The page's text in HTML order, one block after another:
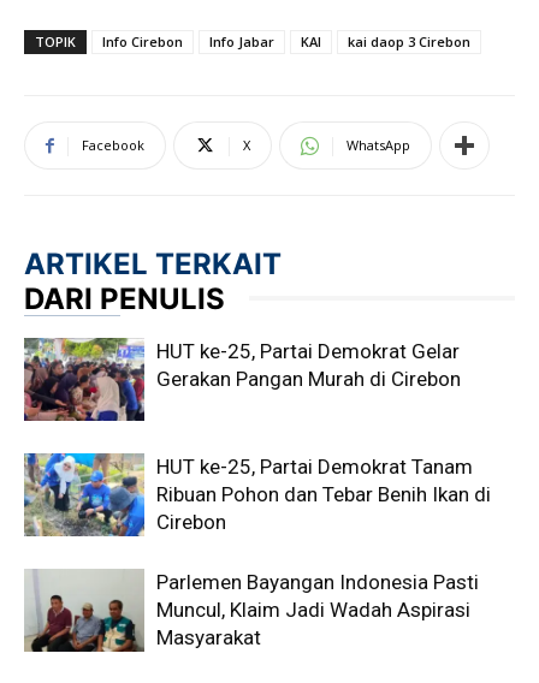
TOPIK Info Cirebon Info Jabar KAI kai daop 3 Cirebon
Facebook X WhatsApp
ARTIKEL TERKAIT
DARI PENULIS
HUT ke-25, Partai Demokrat Gelar
Gerakan Pangan Murah di Cirebon
HUT ke-25, Partai Demokrat Tanam
Ribuan Pohon dan Tebar Benih Ikan di
Cirebon
Parlemen Bayangan Indonesia Pasti
Muncul, Klaim Jadi Wadah Aspirasi
Masyarakat